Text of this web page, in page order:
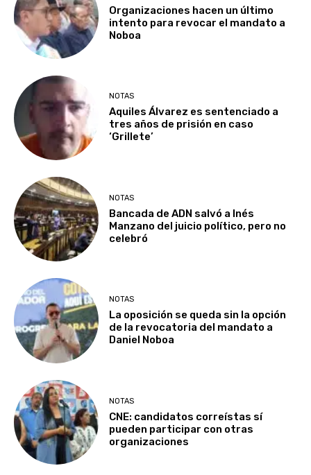
Organizaciones hacen un último
intento para revocar el mandato a
Noboa
NOTAS
Aquiles Álvarez es sentenciado a
tres años de prisión en caso
‘Grillete’
NOTAS
Bancada de ADN salvó a Inés
Manzano del juicio político, pero no
celebró
NOTAS
La oposición se queda sin la opción
de la revocatoria del mandato a
Daniel Noboa
NOTAS
CNE: candidatos correístas sí
pueden participar con otras
organizaciones